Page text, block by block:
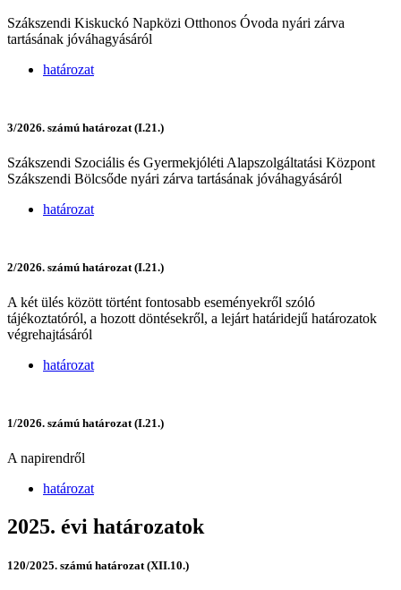
Szákszendi Kiskuckó Napközi Otthonos Óvoda nyári zárva
tartásának jóváhagyásáról
határozat
3/2026. számú határozat (I.21.)
Szákszendi Szociális és Gyermekjóléti Alapszolgáltatási Központ
Szákszendi Bölcsőde nyári zárva tartásának jóváhagyásáról
határozat
2/2026. számú határozat (I.21.)
A két ülés között történt fontosabb eseményekről szóló
tájékoztatóról, a hozott döntésekről, a lejárt határidejű határozatok
végrehajtásáról
határozat
1/2026. számú határozat (I.21.)
A napirendről
határozat
2025. évi határozatok
120/2025. számú határozat (XII.10.)